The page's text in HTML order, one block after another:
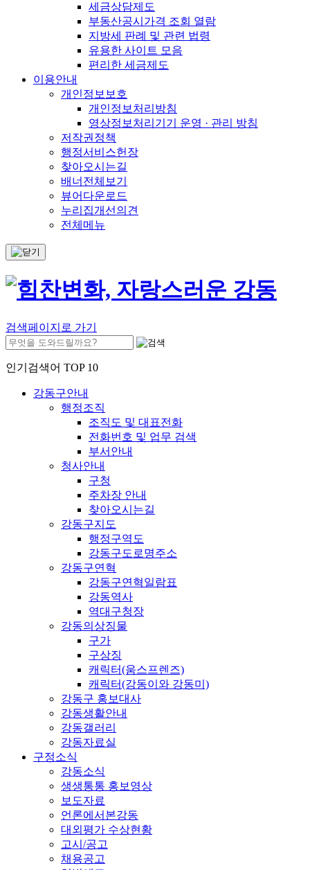
세금상담제도
부동산공시가격 조회 열람
지방세 판례 및 관련 법령
유용한 사이트 모음
편리한 세금제도
이용안내
개인정보보호
개인정보처리방침
영상정보처리기기 운영 · 관리 방침
저작권정책
행정서비스헌장
찾아오시는길
배너전체보기
뷰어다운로드
누리집개선의견
전체메뉴
검색페이지로 가기
인기검색어 TOP 10
강동구안내
행정조직
조직도 및 대표전화
전화번호 및 업무 검색
부서안내
청사안내
구청
주차장 안내
찾아오시는길
강동구지도
행정구역도
강동구도로명주소
강동구연혁
강동구연혁일람표
강동역사
역대구청장
강동의상징물
구가
구상징
캐릭터(움스프렌즈)
캐릭터(강동이와 강동미)
강동구 홍보대사
강동생활안내
강동갤러리
강동자료실
구정소식
강동소식
생생통통 홍보영상
보도자료
언론에서본강동
대외평가 수상현황
고시/공고
채용공고